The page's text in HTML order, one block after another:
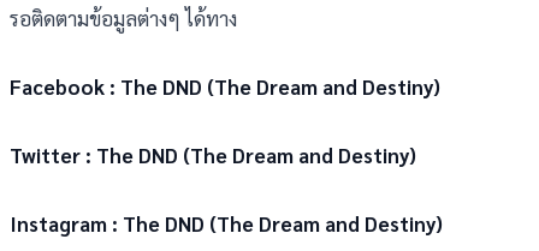
รอติดตามข้อมูลต่างๆ ได้ทาง
Facebook : The DND (The Dream and Destiny)
Twitter : The DND (The Dream and Destiny)
Instagram : The DND (The Dream and Destiny)